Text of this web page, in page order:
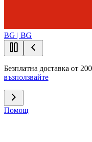
BG | BG
Безплатна доставка от
възползвайте
Помощ